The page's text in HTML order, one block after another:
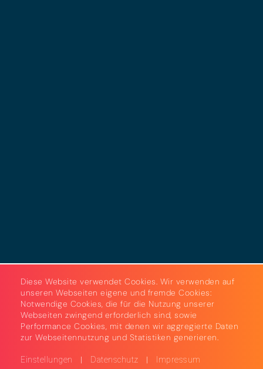
Diese Website verwendet Cookies. Wir verwenden auf
unseren Webseiten eigene und fremde Cookies:
Notwendige Cookies, die für die Nutzung unserer
Webseiten zwingend erforderlich sind, sowie
Performance Cookies, mit denen wir aggregierte Daten
zur Webseitennutzung und Statistiken generieren.
Einstellungen | Datenschutz | Impressum